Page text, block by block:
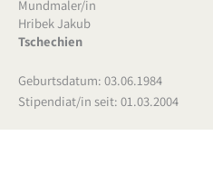
Mundmaler/in
Hribek Jakub
Tschechien
Geburtsdatum: 03.06.1984
Stipendiat/in seit: 01.03.2004